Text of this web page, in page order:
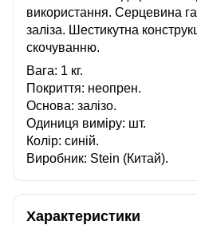
використання. Серцевина
заліза. Шестикутна
скочуванню.
Вага: 1 кг.
Покриття: неопрен.
Основа: залізо.
Одиниця виміру: шт.
Колір: синій.
Виробник: Stein (Китай).
Характеристики